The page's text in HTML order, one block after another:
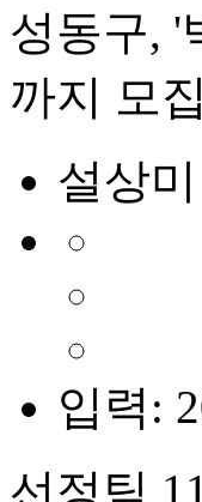
성동구, '
까지 모집
설상
입력:
선정팀